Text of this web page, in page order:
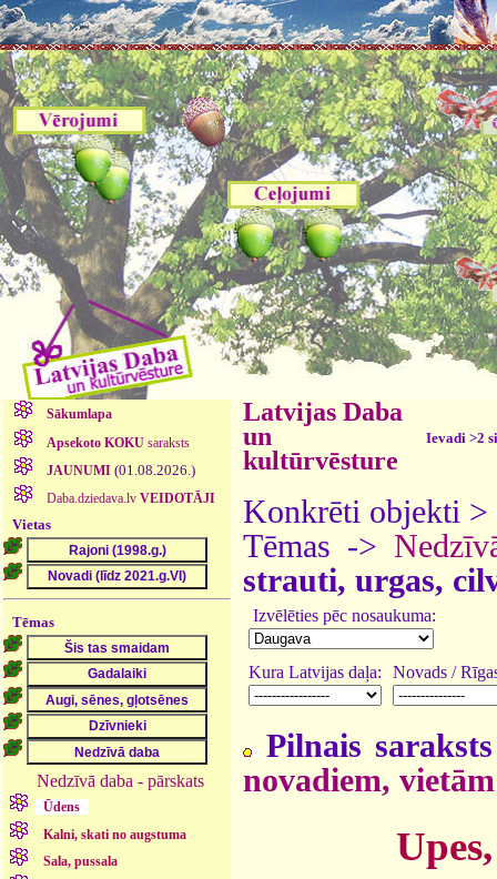
Sākumlapa
Apsekoto KOKUsaraksts
JAUNUMI (01.08.2026.)
Daba.dziedava.lv VEIDOTĀJI
Vietas
Tēmas
Nedzīvā daba - pārskats
Ūdens
Kalni, skati no augstuma
Sala, pussala
Latvijas Daba
un
kultūrvēsture
Ievadi >2
Konkrēti objekti >
Tēmas ->
strauti, urgas,
Izvēlēties pēc nosaukuma:
Kura Latvijas daļa: Novads /
Pilnais
novadiem, vietām